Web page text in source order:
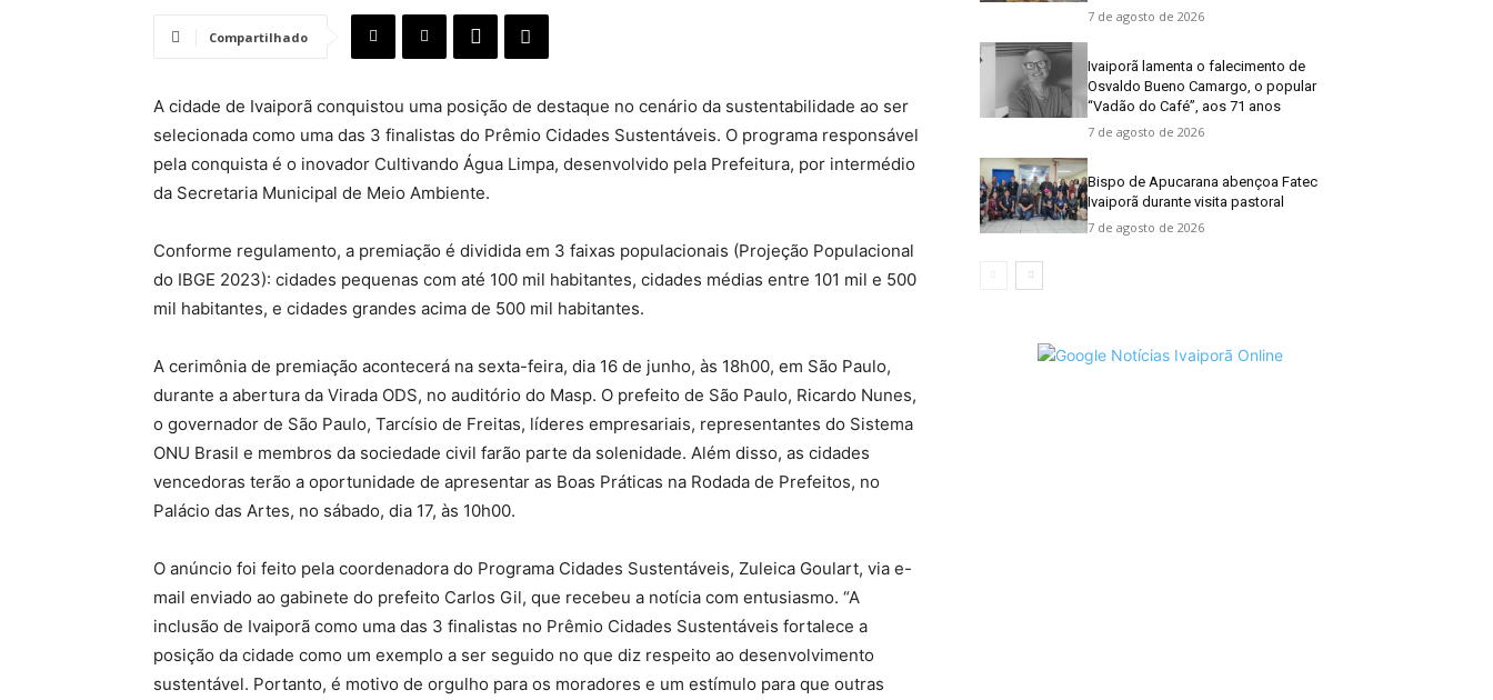
Compartilhado
A cidade de Ivaiporã conquistou uma posição de destaque no cenário da sustentabilidade ao ser
selecionada como uma das 3 finalistas do Prêmio Cidades Sustentáveis. O programa responsável
pela conquista é o inovador Cultivando Água Limpa, desenvolvido pela Prefeitura, por intermédio
da Secretaria Municipal de Meio Ambiente.
Conforme regulamento, a premiação é dividida em 3 faixas populacionais (Projeção Populacional
do IBGE 2023): cidades pequenas com até 100 mil habitantes, cidades médias entre 101 mil e 500
mil habitantes, e cidades grandes acima de 500 mil habitantes.
A cerimônia de premiação acontecerá na sexta-feira, dia 16 de junho, às 18h00, em São Paulo,
durante a abertura da Virada ODS, no auditório do Masp. O prefeito de São Paulo, Ricardo Nunes,
o governador de São Paulo, Tarcísio de Freitas, líderes empresariais, representantes do Sistema
ONU Brasil e membros da sociedade civil farão parte da solenidade. Além disso, as cidades
vencedoras terão a oportunidade de apresentar as Boas Práticas na Rodada de Prefeitos, no
Palácio das Artes, no sábado, dia 17, às 10h00.
O anúncio foi feito pela coordenadora do Programa Cidades Sustentáveis, Zuleica Goulart, via e-
mail enviado ao gabinete do prefeito Carlos Gil, que recebeu a notícia com entusiasmo. “A
inclusão de Ivaiporã como uma das 3 finalistas no Prêmio Cidades Sustentáveis fortalece a
posição da cidade como um exemplo a ser seguido no que diz respeito ao desenvolvimento
sustentável. Portanto, é motivo de orgulho para os moradores e um estímulo para que outras
7 de agosto de 2026
Ivaiporã lamenta o falecimento de
Osvaldo Bueno Camargo, o popular
“Vadão do Café”, aos 71 anos
7 de agosto de 2026
Bispo de Apucarana abençoa Fatec
Ivaiporã durante visita pastoral
7 de agosto de 2026